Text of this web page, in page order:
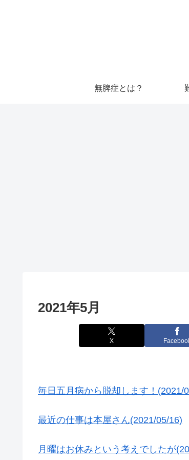
無脾症とは？
2021年5月
X
毎日五月病から脱却します！(2021/
最近の仕事は本屋さん(2021/05/16)
月曜はお休みという考えでしたが